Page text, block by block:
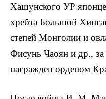
Хашунского УР
хребта Большой
степей Монголии и
Фисунь Чаоян и др.,
награжден орденом